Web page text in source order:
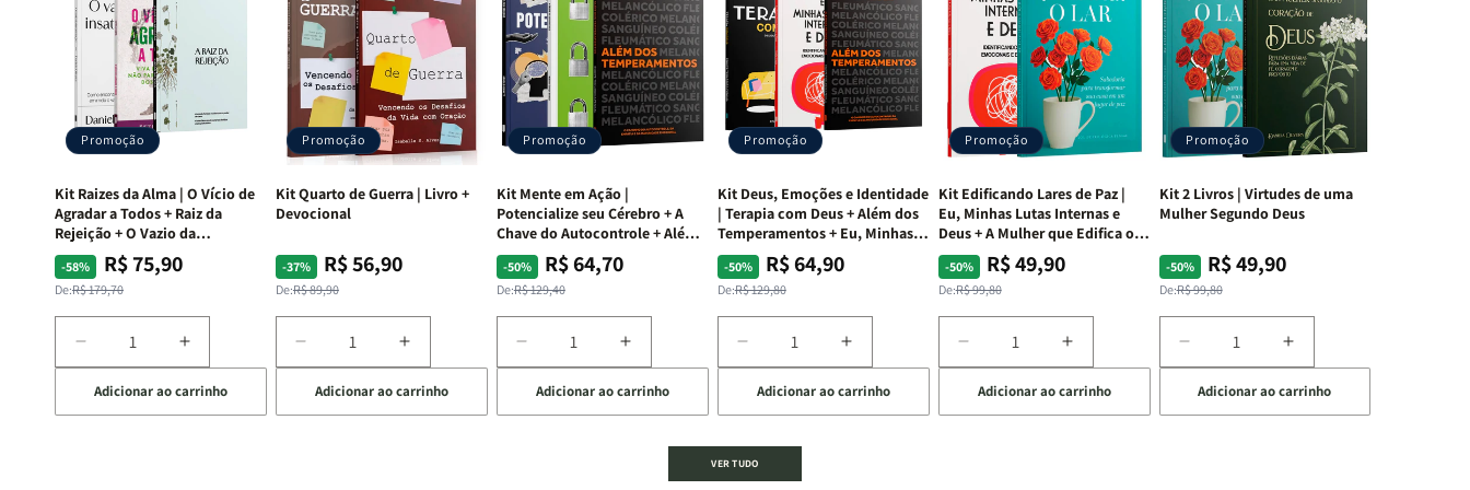
Promoção
Kit Raizes da Alma | O Vício de
Agradar a Todos + Raiz da
Rejeição + O Vazio da
Insatisfação.
-58%
Preço
normal
De:R$ 179,70
Preço
promocional
R$ 75,90
Diminuir
a
quantidade
de
Aumentar
a
quantidade
de
Adicionar ao carrinho
Promoção
Kit Quarto de Guerra | Livro +
Devocional
-37%
Preço
normal
De:R$ 89,90
Preço
promocional
R$ 56,90
Diminuir
a
quantidade
de
Aumentar
a
quantidade
de
Adicionar ao carrinho
Promoção
Kit Mente em Ação |
Potencialize seu Cérebro + A
Chave do Autocontrole + Além
dos Temperamentos
-50%
Preço
normal
De:R$ 129,40
Preço
promocional
R$ 64,70
Diminuir
a
quantidade
de
Aumentar
a
quantidade
de
Adicionar ao carrinho
Promoção
Kit Deus, Emoções e Identidade
| Terapia com Deus + Além dos
Temperamentos + Eu, Minhas
Feridas e Deus
-50%
Preço
normal
De:R$ 129,80
Preço
promocional
R$ 64,90
Diminuir
a
quantidade
de
Kit
Deus,
Aumentar
a
quantidade
de
Adicionar ao carrinho
Promoção
Kit Edificando Lares de Paz |
Eu, Minhas Lutas Internas e
Deus + A Mulher que Edifica o
Lar
-50%
Preço
normal
De:R$ 99,80
Preço
promocional
R$ 49,90
Diminuir
a
quantidade
de
Aumentar
a
quantidade
de
Adicionar ao carrinho
Promoção
Kit 2 Livros | Virtudes de uma
Mulher Segundo Deus
-50%
Preço
normal
De:R$ 99,80
Preço
promocional
R$ 49,90
Diminuir
a
quantidade
de
Aumentar
a
quantidade
de
Adicionar ao carrinho
VER TUDO